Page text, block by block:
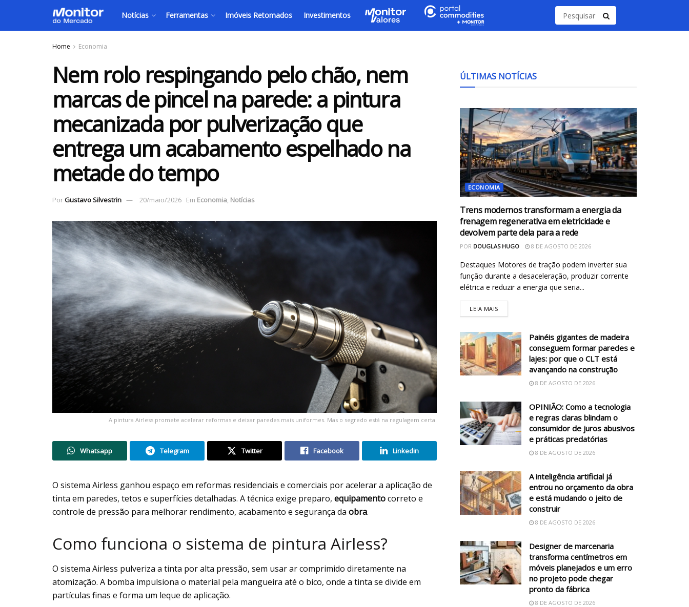
Notícias Ferramentas Imóveis Retomados Investimentos
Home Economia
Nem rolo respingando pelo chão, nem
marcas de pincel na parede: a pintura
mecanizada por pulverização que
entrega um acabamento espelhado na
metade do tempo
PorGustavo Silvestrin 20/maio/2026 Em Economia, Notícias
A pintura Airless promete acelerar reformas e deixar paredes mais uniformes. Mas o segredo está na regulagem certa.
Whatsapp Telegram Twitter Facebook Linkedin
O sistema Airless ganhou espaço em reformas residenciais e comerciais por acelerar a aplicação de
tinta em paredes, tetos e superfícies detalhadas. A técnica exige preparo, equipamentocorreto e
controle de pressão para melhorar rendimento, acabamento e segurança da obra.
Como funciona o sistema de pintura Airless?
O sistema Airless pulveriza a tinta por alta pressão, sem usar ar comprimido diretamente na
atomização. A bomba impulsiona o material pela mangueira até o bico, onde a tinta se divide em
partículas finas e forma um leque de aplicação.
ÚLTIMAS NOTÍCIAS
ECONOMIA
Trens modernos transformam a energia da
frenagem regenerativa em eletricidade e
devolvem parte dela para a rede
POR DOUGLAS HUGO 8 DE AGOSTO DE 2026
Destaques Motores de tração podem inverter sua
função durante a desaceleração, produzir corrente
elétrica e reduzir a energia que seria...
LEIA MAIS
Painéis gigantes de madeira
conseguem formar paredes e
lajes: por que o CLT está
avançando na construção
8 DE AGOSTO DE 2026
OPINIÃO: Como a tecnologia
e regras claras blindam o
consumidor de juros abusivos
e práticas predatórias
8 DE AGOSTO DE 2026
A inteligência artificial já
entrou no orçamento da obra
e está mudando o jeito de
construir
8 DE AGOSTO DE 2026
Designer de marcenaria
transforma centímetros em
móveis planejados e um erro
no projeto pode chegar
pronto da fábrica
8 DE AGOSTO DE 2026